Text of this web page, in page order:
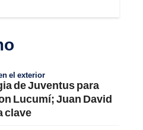
el exterior
de Juventus para
Lucumí; Juan David
clave